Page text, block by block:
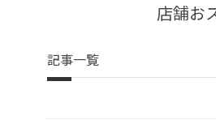
店舗お
記事一覧